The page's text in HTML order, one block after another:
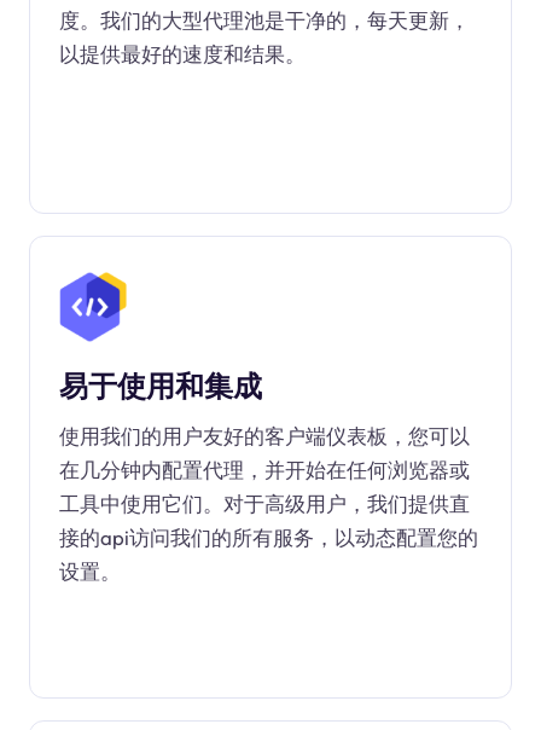
度。我们的大型代理池是干净的，每天更新，
以提供最好的速度和结果。
易于使用和集成
使用我们的用户友好的客户端仪表板，您可以
在几分钟内配置代理，并开始在任何浏览器或
工具中使用它们。对于高级用户，我们提供直
接的api访问我们的所有服务，以动态配置您的
设置。